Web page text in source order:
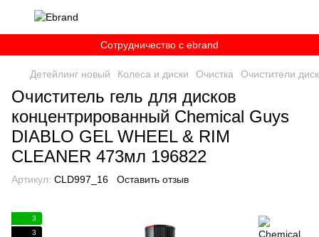
Сотрудничество c ebrand
Детейлинг новый Колеса и диски Очистка Очистители
Очиститель гель для дисков
концентрированный Chemical Guys
DIABLO GEL WHEEL & RIM
CLEANER 473мл 196822
Артикул: CLD997_16 Оставить отзыв
3
3